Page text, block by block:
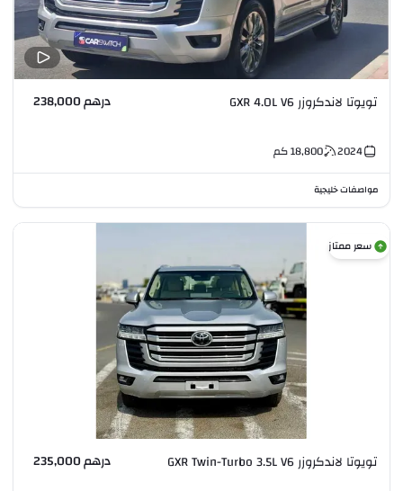
تويوتا لاندكروزر GXR 4.0L V6 درهم 238,000
2024
18,800كم
مواصفات خليجية
سعر ممتاز
تويوتا لاندكروزر GXR Twin-Turbo 3.5L V6 درهم 235,000